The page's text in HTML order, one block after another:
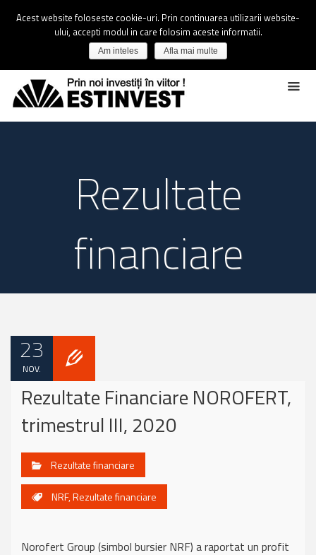
Rezultate
financiare
23
NOV.
Rezultate Financiare NOROFERT,
trimestrul III, 2020
Rezultate financiare
NRF,Rezultate financiare
Norofert Group (simbol bursier NRF) a raportat un profit
Acest website foloseste cookie-uri. Prin continuarea utilizarii website-
ului, accepti modul in care folosim aceste informatii.
Am inteles Afla mai multe